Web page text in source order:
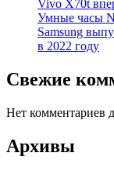
Vivo X70t
Умные часы
Samsung
в 2022 году
Свежие
Нет комментариев
Архивы